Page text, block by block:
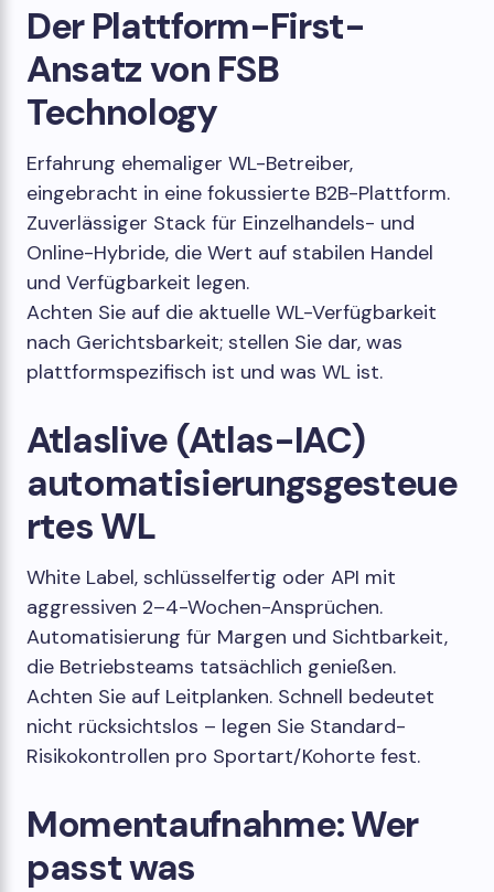
Der Plattform-First-
Ansatz von FSB
Technology
Erfahrung ehemaliger WL-Betreiber,
eingebracht in eine fokussierte B2B-Plattform.
Zuverlässiger Stack für Einzelhandels- und
Online-Hybride, die Wert auf stabilen Handel
und Verfügbarkeit legen.
Achten Sie auf die aktuelle WL-Verfügbarkeit
nach Gerichtsbarkeit; stellen Sie dar, was
plattformspezifisch ist und was WL ist.
Atlaslive (Atlas-IAC)
automatisierungsgesteue
rtes WL
White Label, schlüsselfertig oder API mit
aggressiven 2–4-Wochen-Ansprüchen.
Automatisierung für Margen und Sichtbarkeit,
die Betriebsteams tatsächlich genießen.
Achten Sie auf Leitplanken. Schnell bedeutet
nicht rücksichtslos – legen Sie Standard-
Risikokontrollen pro Sportart/Kohorte fest.
Momentaufnahme: Wer
passt was